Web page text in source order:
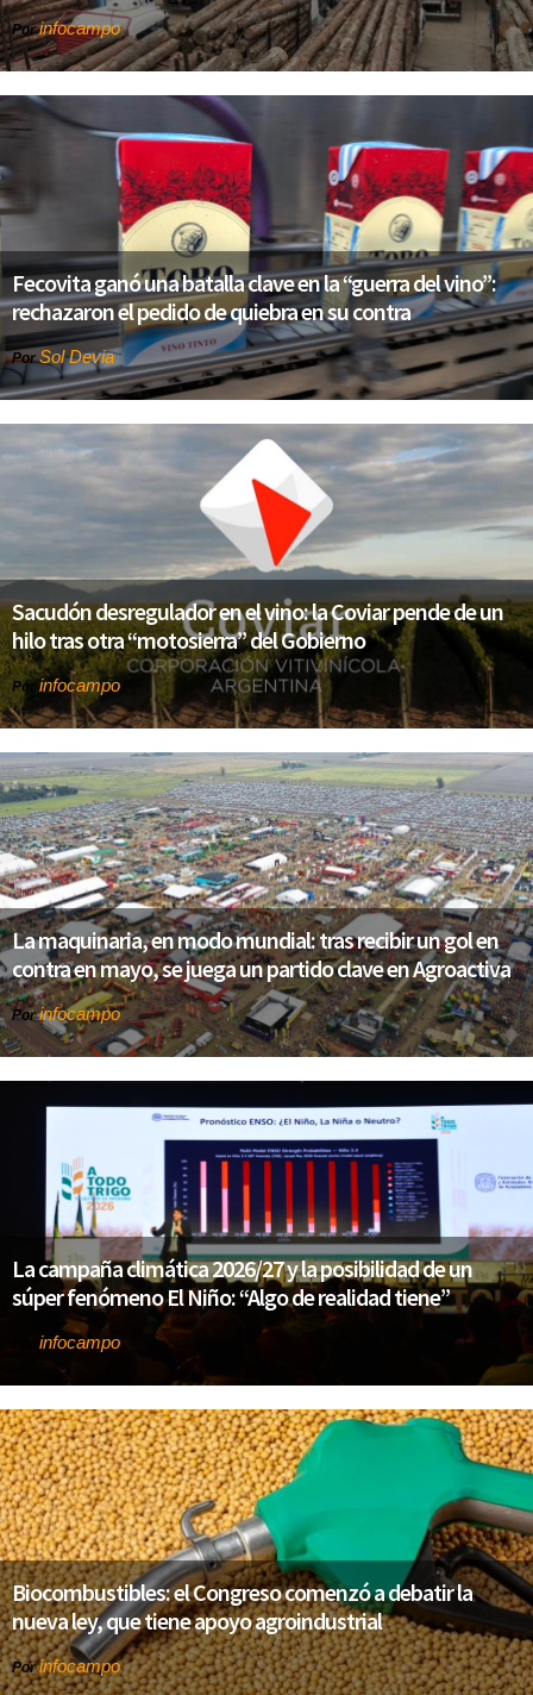
Porinfocampo
Fecovita ganó una batalla clave en la “guerra del vino”:
rechazaron el pedido de quiebra en su contra
PorSol Devia
Sacudón desregulador en el vino: la Coviar pende de un
hilo tras otra “motosierra” del Gobierno
Por infocampo
La maquinaria, en modo mundial: tras recibir un gol en
contra en mayo, se juega un partido clave en Agroactiva
Porinfocampo
La campaña climática 2026/27 y la posibilidad de un
súper fenómeno El Niño: “Algo de realidad tiene”
Por infocampo
Biocombustibles: el Congreso comenzó a debatir la
nueva ley, que tiene apoyo agroindustrial
Porinfocampo